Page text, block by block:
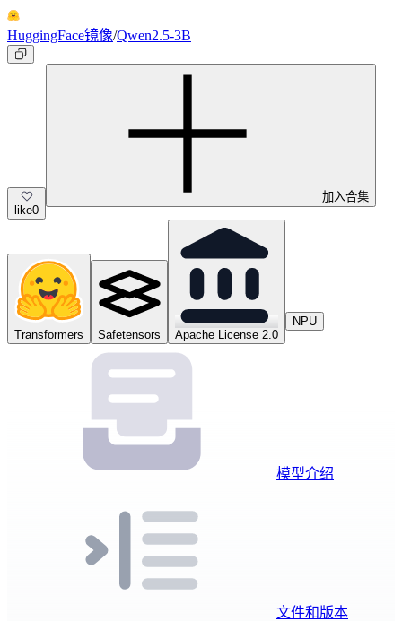
HuggingFace镜像/Qwen2.5-3B
like0
加入合集
Transformers Safetensors Apache License 2.0
NPU
模型介绍
文件和版本